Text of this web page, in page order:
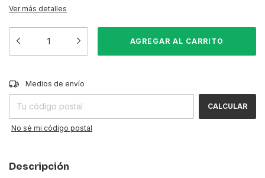
Ver más detalles
Entregas para el CP:
Medios de envío
CALCULAR
No sé mi código postal
Descripción